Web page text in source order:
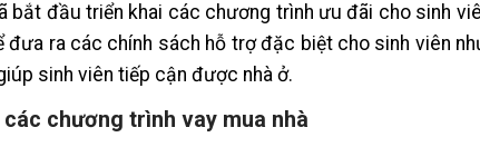
bắt đầu triển khai các chương trình ưu đãi cho sinh
đưa ra các chính sách hỗ trợ đặc biệt cho sinh viên
sinh viên tiếp cận được nhà ở.
chương trình vay mua nhà